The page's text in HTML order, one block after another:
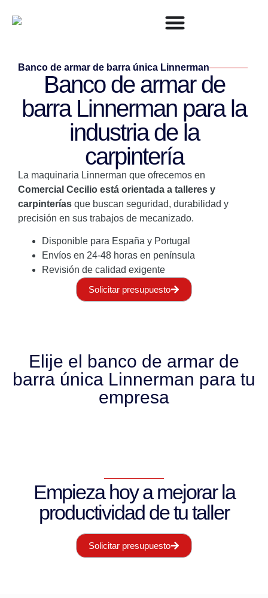
Banco de armar de barra única Linnerman
Banco de armar de
barra Linnerman para la
industria de la
carpintería
La maquinaria Linnerman que ofrecemos en
Comercial Cecilio está orientada a talleres y
carpinterías que buscan seguridad, durabilidad y
precisión en sus trabajos de mecanizado.
Disponible para España y Portugal
Envíos en 24-48 horas en península
Revisión de calidad exigente
Solicitar presupuesto
Elije el banco de armar de
barra única Linnerman para tu
empresa
Empieza hoy a mejorar la
productividad de tu taller
Solicitar presupuesto